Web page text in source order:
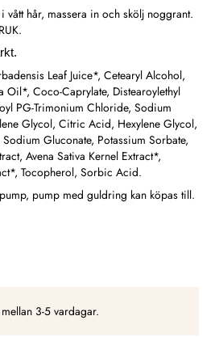
hår, massera in och skölj noggrant.
Leaf Juice*, Cetearyl Alcohol,
Oil*, Coco-Caprylate, Distearoylethyl
PG-Trimonium Chloride, Sodium
Glycol, Citric Acid, Hexylene Glycol,
Gluconate, Potassium Sorbate,
Avena Sativa Kernel Extract*,
Tocopherol, Sorbic Acid.
pump med guldring kan köpas till.
3-5 vardagar.